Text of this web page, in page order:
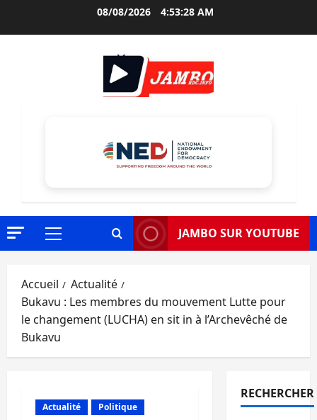
08/08/2026 4:53:30 AM
Menu
JAMBO SUR YOUTUBE
Accueil
Actualité
Bukavu : Les membres du mouvement Lutte pour
le changement (LUCHA) en sit in à l’Archevêché de
Bukavu
Actualité Politique
RECHERCHER